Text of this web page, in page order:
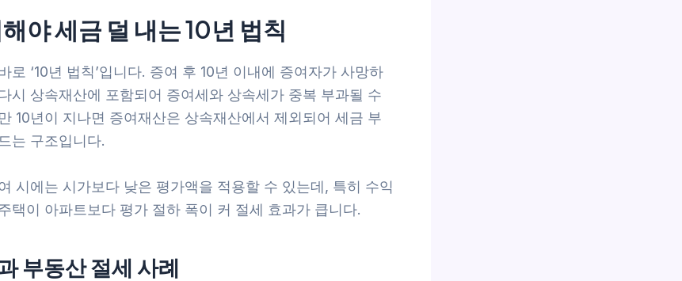
야 세금 덜 내는 10년 법칙
로 ‘10년 법칙’입니다. 증여 후 10년 이내에 증여자가 사망하
시 상속재산에 포함되어 증여세와 상속세가 중복 부과될 수
10년이 지나면 증여재산은 상속재산에서 제외되어 세금 부
는 구조입니다.
시에는 시가보다 낮은 평가액을 적용할 수 있는데, 특히 수익
택이 아파트보다 평가 절하 폭이 커 절세 효과가 큽니다.
부동산 절세 사례